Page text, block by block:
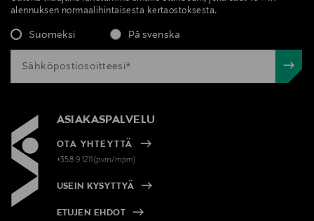
alennuksen normaalihintaisesta kertaostoksesta.
Suomeksi På svenska
ASIAKASPALVELU
OTA YHTEYTTÄ
+358 9 1211(pvm/mpm)
USEIN KYSYTTYÄ
ETUJEN EHDOT